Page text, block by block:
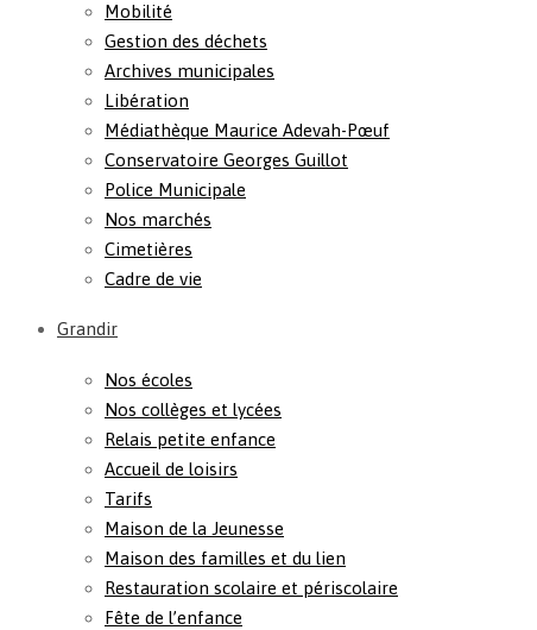
Mobilité
Gestion des déchets
Archives municipales
Libération
Médiathèque Maurice Adevah-Pœuf
Conservatoire Georges Guillot
Police Municipale
Nos marchés
Cimetières
Cadre de vie
Grandir
Nos écoles
Nos collèges et lycées
Relais petite enfance
Accueil de loisirs
Tarifs
Maison de la Jeunesse
Maison des familles et du lien
Restauration scolaire et périscolaire
Fête de l’enfance